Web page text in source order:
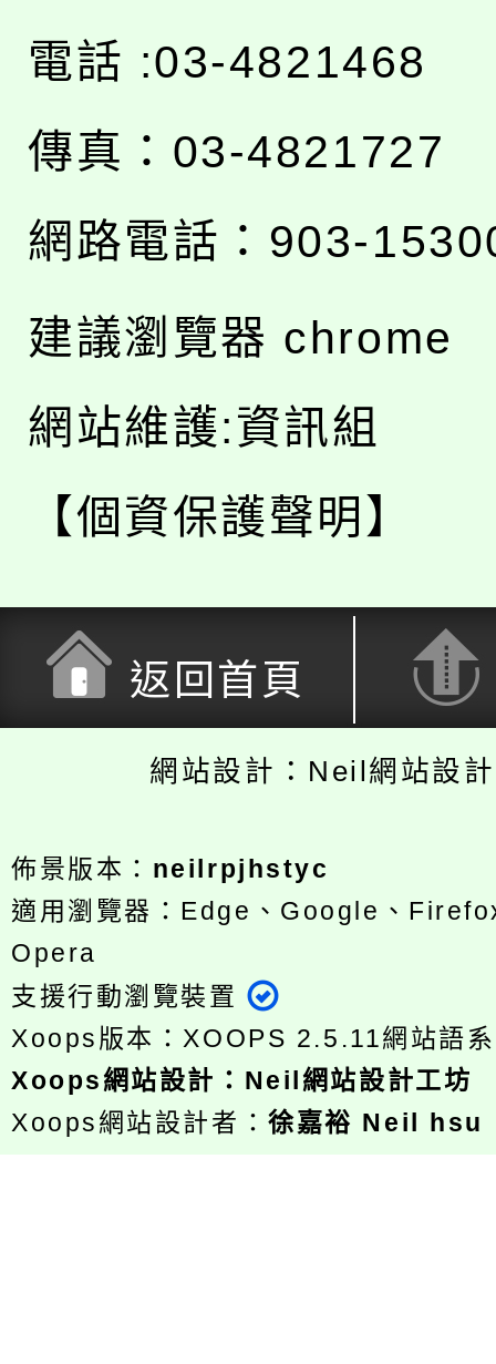
電話 :03-4821468
傳真：03-4821727
網路電話：903-
建議瀏覽器 chrome
網站維護:資訊組
【個資保護聲明】
返回首頁
網站設計：Neil網站設
佈景版本： neilrpjhstyc
適用瀏覽器：Edge、Google、
Opera
支援行動瀏覽裝置
Xoops版本： XOOPS 2.5.11網站語
Xoops網站設計 ： Neil網站設計工坊
Xoops網站設計者：徐嘉裕 Neil hsu